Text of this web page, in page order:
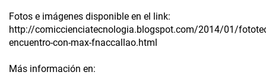
Fotos e imágenes disponible en el link:
http://comiccienciatecnologia.blogspot.com/2014/01/
encuentro-con-max-fnaccallao.html
Más información en: